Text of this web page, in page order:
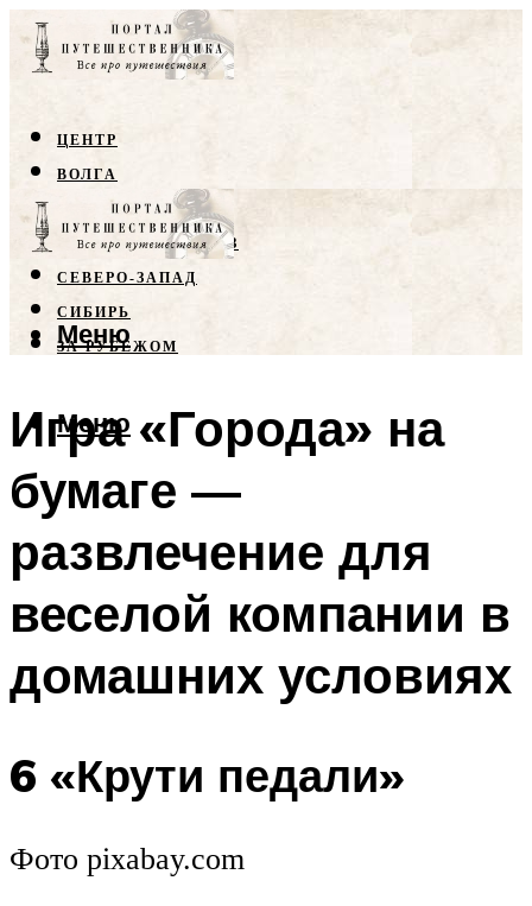
ЦЕНТР
ВОЛГА
КРЫМ
СЕВЕРНЫЙ КАВКАЗ
СЕВЕРО-ЗАПАД
СИБИРЬ
ЗА РУБЕЖОМ
Меню
Меню
Игра «Города» на
бумаге —
развлечение для
веселой компании в
домашних условиях
6 «Крути педали»
Фото pixabay.com